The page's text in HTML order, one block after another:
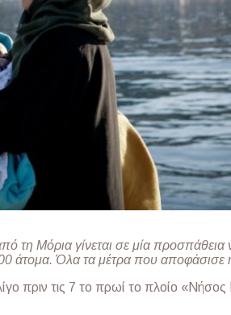
τη Μόρια γίνεται σε μία
άτομα. Όλα τα μέτρα που αποφάσισε
λίγο πριν τις 7 το πρωί το πλοίο